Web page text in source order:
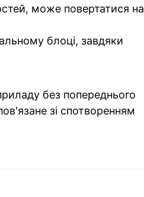
може повертатися на
блоці, завдяки
без попереднього
зі спотворенням